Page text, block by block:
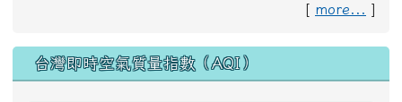
[ more... ]
台灣即時空氣質量指數（AQI）